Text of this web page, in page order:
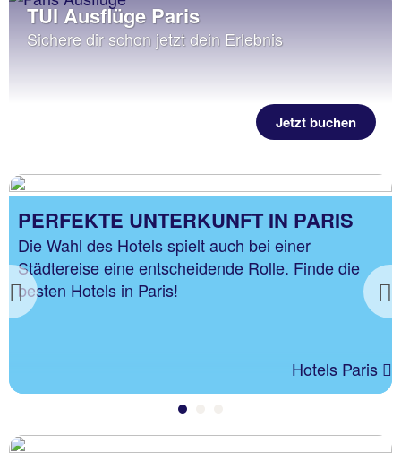
TUI Ausflüge Paris
Sichere dir schon jetzt dein Erlebnis
Jetzt buchen
Previous
PERFEKTE UNTERKUNFT IN PARIS
Die Wahl des Hotels spielt auch bei einer
Städtereise eine entscheidende Rolle. Finde die
besten Hotels in Paris!
Hotels Paris